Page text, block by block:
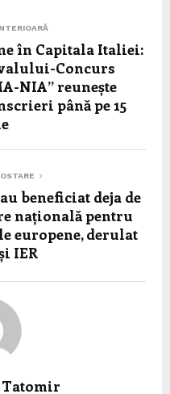
în Capitala Italiei:
Concurs
NIA” reunește
până pe 15
beneficiat deja de
națională pentru
europene, derulat
IER